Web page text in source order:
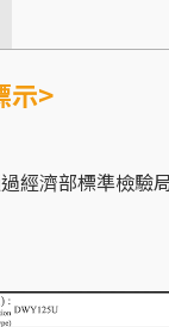
示>
經濟部標準檢驗